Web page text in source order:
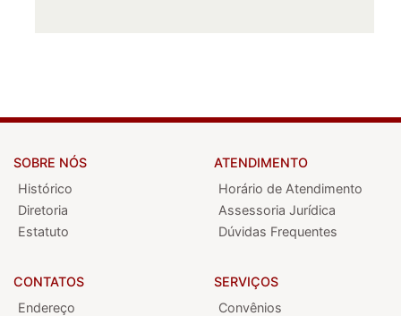
SOBRE NÓS
Histórico
Diretoria
Estatuto
CONTATOS
Endereço
ATENDIMENTO
Horário de Atendimento
Assessoria Jurídica
Dúvidas Frequentes
SERVIÇOS
Convênios